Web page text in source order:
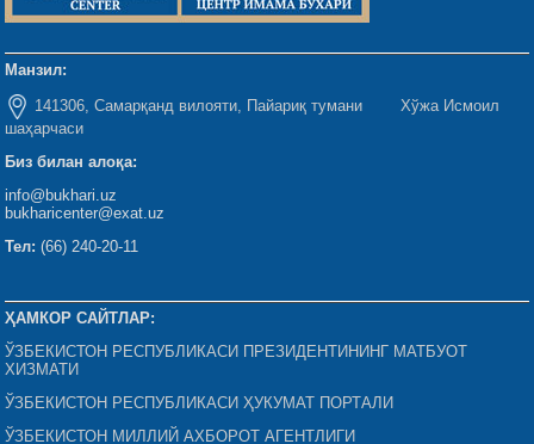
Манзил:
141306, Самарқанд вилояти, Пайариқ тумани Хўжа Исмоил
шаҳарчаси
Биз билан алоқа:
info@bukhari.uz
bukharicenter@exat.uz
Тел: (66) 240-20-11
ҲАМКОР САЙТЛАР:
ЎЗБЕКИСТОН РЕСПУБЛИКАСИ ПРЕЗИДЕНТИНИНГ МАТБУОТ
ХИЗМАТИ
ЎЗБЕКИСТОН РЕСПУБЛИКАСИ ҲУКУМАТ ПОРТАЛИ
ЎЗБЕКИСТОН МИЛЛИЙ АХБОРОТ АГЕНТЛИГИ